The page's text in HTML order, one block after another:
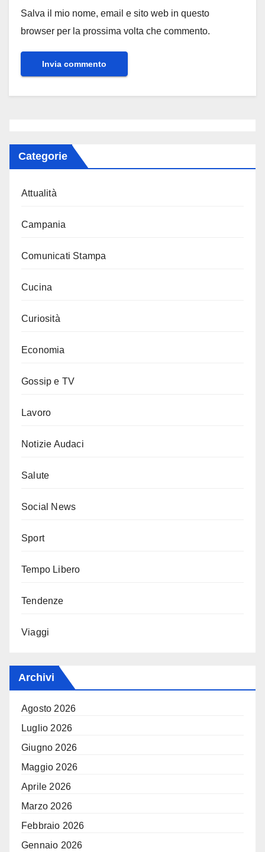
Salva il mio nome, email e sito web in questo
browser per la prossima volta che commento.
Categorie
Attualità
Campania
Comunicati Stampa
Cucina
Curiosità
Economia
Gossip e TV
Lavoro
Notizie Audaci
Salute
Social News
Sport
Tempo Libero
Tendenze
Viaggi
Archivi
Agosto 2026
Luglio 2026
Giugno 2026
Maggio 2026
Aprile 2026
Marzo 2026
Febbraio 2026
Gennaio 2026